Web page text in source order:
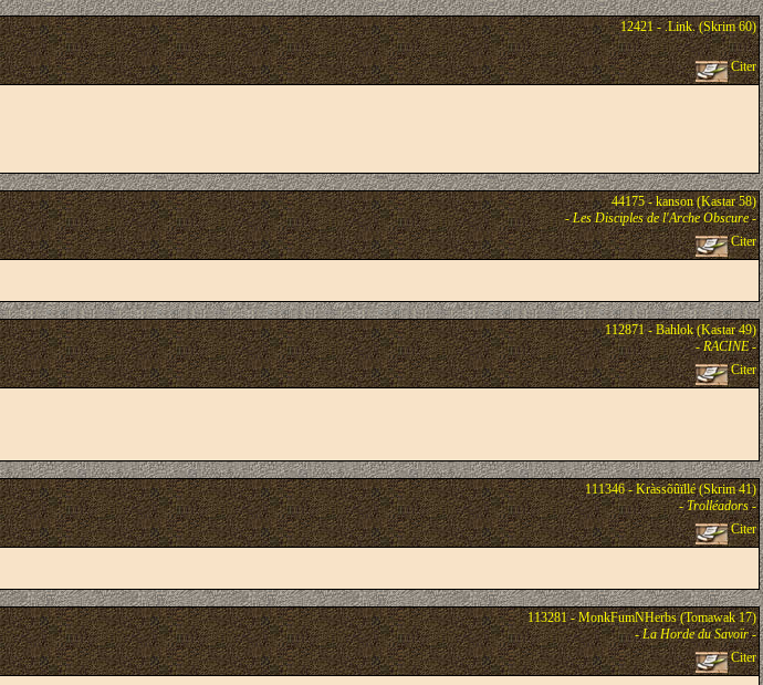
12421 - .Link. (Skrim 60)
Citer
44175 - kanson (Kastar 58)
-Les Disciples de l'Arche Obscure-
Citer
112871 - Bahlok (Kastar 49)
-RACINE-
Citer
111346 - Kràssõûïllé (Skrim 41)
-Trolléadors-
Citer
113281 - MonkFumNHerbs (Tomawak 17)
-La Horde du Savoïr-
Citer